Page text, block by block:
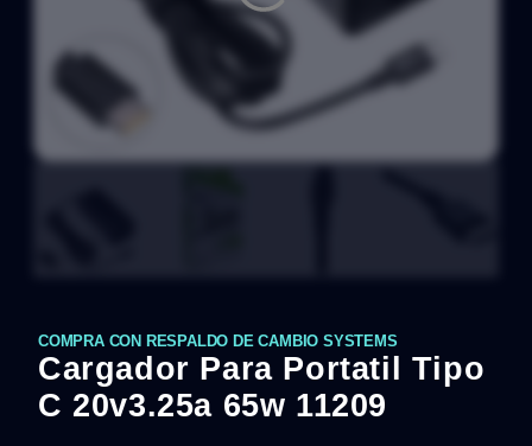
COMPRA CON RESPALDO DE CAMBIO SYSTEMS
Cargador Para Portatil Tipo
C 20v3.25a 65w 11209